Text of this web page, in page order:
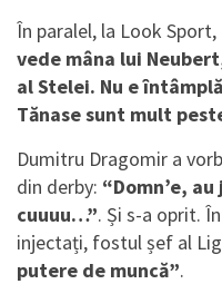
În paralel, la Look Sport,
vede mâna lui
al Stelei. Nu e
Tănase sunt mult
Dumitru Dragomir a
din derby: “Domn’e,
cuuuu…”. Și s-a oprit.
injectați, fostul șef al
putere de muncă”.